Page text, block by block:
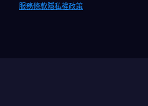
服務條款隱私權政策